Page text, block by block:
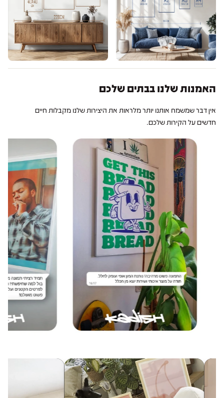
האמנות שלנו בבתים שלכם
אין דבר שמשמח אותנו יותר מלראות את היצירות שלנו מקבלות חיים
חדשים על הקירות שלכם.